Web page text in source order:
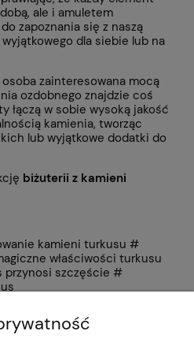
ale i amuletem
zapoznania się z naszą
dla siebie lub na
zainteresowana mocą
ozdobnego znajdzie coś
łączą w sobie wysoką jakość
kamienia, tworząc
lub wyjątkowe dodatki do
biżuterii z kamieni
kamieni turkusu #
właściwości turkusu
szczęście #